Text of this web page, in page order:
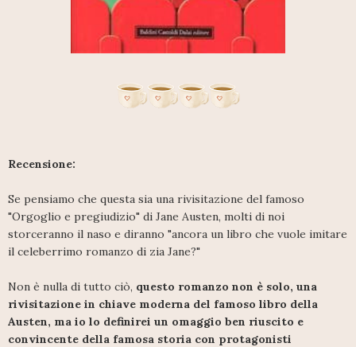
Recensione:
Se pensiamo che questa sia una rivisitazione del famoso
"Orgoglio e pregiudizio" di Jane Austen, molti di noi
storceranno il naso e diranno "ancora un libro che vuole imitare
il celeberrimo romanzo di zia Jane?"
Non è nulla di tutto ciò, questo romanzo non è solo, una
rivisitazione in chiave moderna del famoso libro della
Austen, ma io lo definirei un omaggio ben riuscito e
convincente della famosa storia con protagonisti